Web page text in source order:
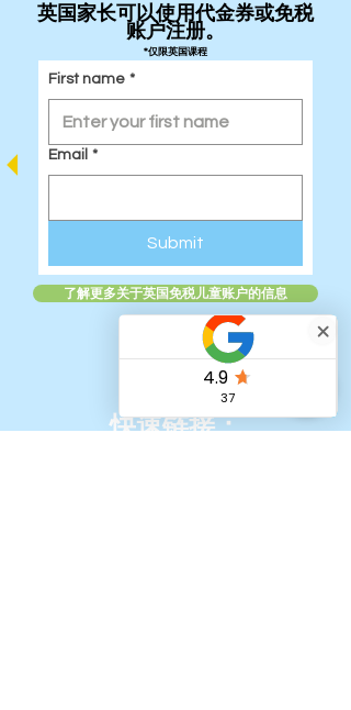
英国家长可以使用代金券或免税
账户注册。
*仅限英国课程
First name *
Email *
Submit
了解更多关于英国免税儿童账户的信息
快速链接：